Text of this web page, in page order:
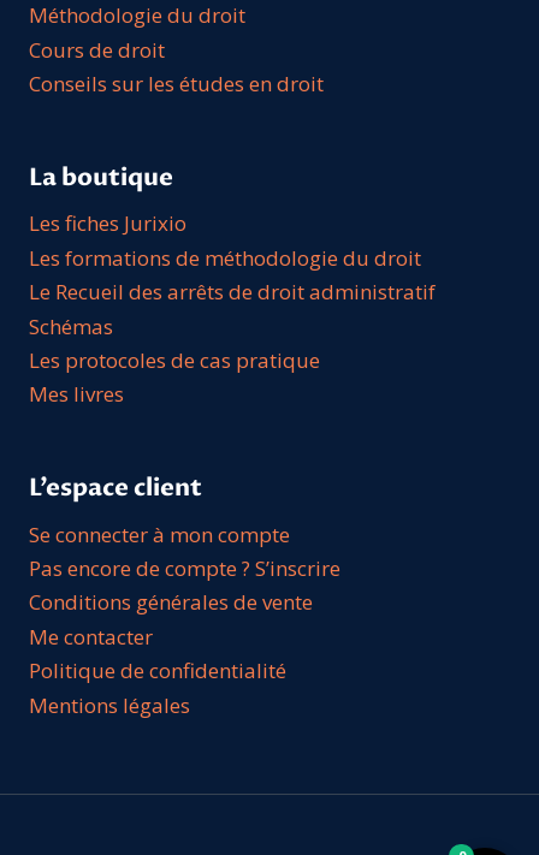
Méthodologie du droit
Cours de droit
Conseils sur les études en droit
La boutique
Les fiches Jurixio
Les formations de méthodologie du droit
Le Recueil des arrêts de droit administratif
Schémas
Les protocoles de cas pratique
Mes livres
L’espace client
Se connecter à mon compte
Pas encore de compte ? S’inscrire
Conditions générales de vente
Me contacter
Politique de confidentialité
Mentions légales